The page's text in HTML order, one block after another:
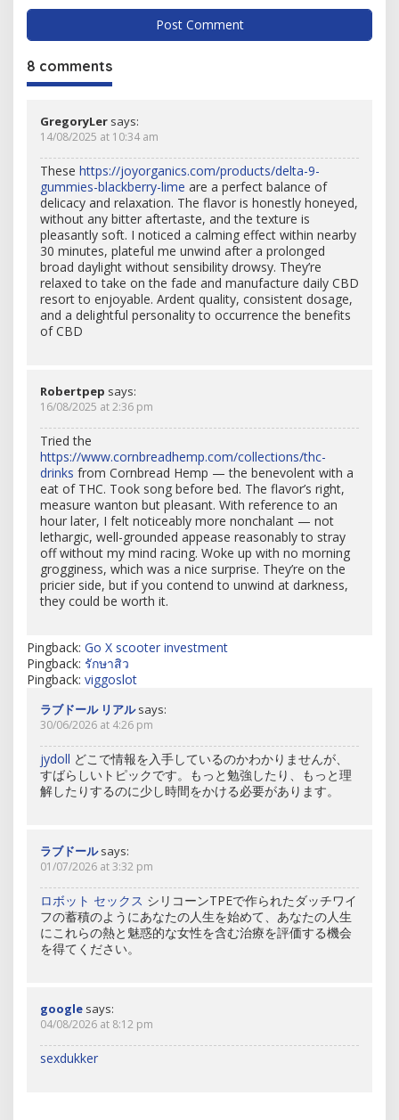
8 comments
GregoryLer says:
14/08/2025 at 10:34 am
These https://joyorganics.com/products/delta-9-
gummies-blackberry-lime are a perfect balance of
delicacy and relaxation. The flavor is honestly honeyed,
without any bitter aftertaste, and the texture is
pleasantly soft. I noticed a calming effect within nearby
30 minutes, plateful me unwind after a prolonged
broad daylight without sensibility drowsy. They’re
relaxed to take on the fade and manufacture daily CBD
resort to enjoyable. Ardent quality, consistent dosage,
and a delightful personality to occurrence the benefits
of CBD
Robertpep says:
16/08/2025 at 2:36 pm
Tried the
https://www.cornbreadhemp.com/collections/thc-
drinks from Cornbread Hemp — the benevolent with a
eat of THC. Took song before bed. The flavor’s right,
measure wanton but pleasant. With reference to an
hour later, I felt noticeably more nonchalant — not
lethargic, well-grounded appease reasonably to stray
off without my mind racing. Woke up with no morning
grogginess, which was a nice surprise. They’re on the
pricier side, but if you contend to unwind at darkness,
they could be worth it.
Pingback: Go X scooter investment
Pingback: รักษาสิว
Pingback: viggoslot
ラブドール リアル says:
30/06/2026 at 4:26 pm
jydoll どこで情報を入手しているのかわかりませんが、
すばらしいトピックです。もっと勉強したり、もっと理
解したりするのに少し時間をかける必要があります。
ラブドール says:
01/07/2026 at 3:32 pm
ロボット セックス シリコーンTPEで作られたダッチワイ
フの蓄積のようにあなたの人生を始めて、あなたの人生
にこれらの熱と魅惑的な女性を含む治療を評価する機会
を得てください。
google says:
04/08/2026 at 8:12 pm
sexdukker